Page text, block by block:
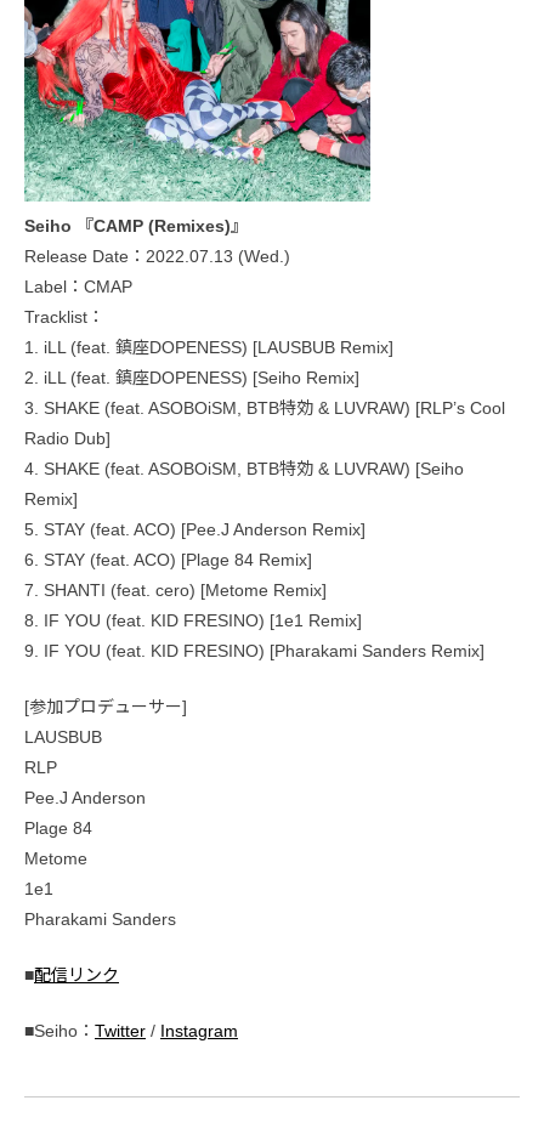
Seiho 『CAMP (Remixes)』
Release Date：2022.07.13 (Wed.)
Label：CMAP
Tracklist：
1. iLL (feat. 鎮座DOPENESS) [LAUSBUB Remix]
2. iLL (feat. 鎮座DOPENESS) [Seiho Remix]
3. SHAKE (feat. ASOBOiSM, BTB特効 & LUVRAW) [RLP’s Cool
Radio Dub]
4. SHAKE (feat. ASOBOiSM, BTB特効 & LUVRAW) [Seiho
Remix]
5. STAY (feat. ACO) [Pee.J Anderson Remix]
6. STAY (feat. ACO) [Plage 84 Remix]
7. SHANTI (feat. cero) [Metome Remix]
8. IF YOU (feat. KID FRESINO) [1e1 Remix]
9. IF YOU (feat. KID FRESINO) [Pharakami Sanders Remix]
[参加プロデューサー]
LAUSBUB
RLP
Pee.J Anderson
Plage 84
Metome
1e1
Pharakami Sanders
■配信リンク
■Seiho： Twitter / Instagram